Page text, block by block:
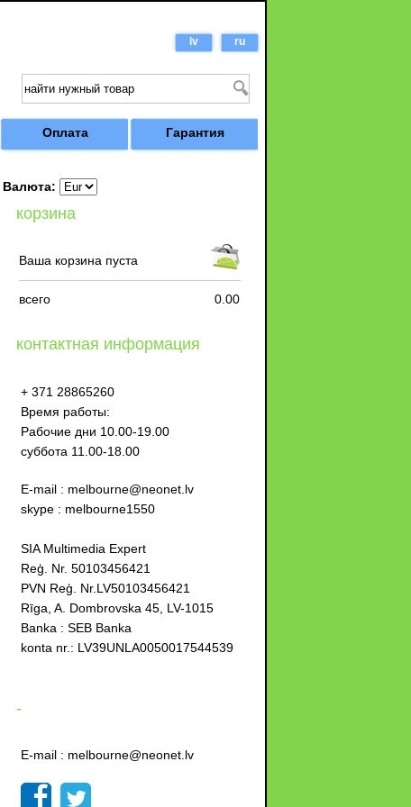
lv ru
Оплата Гарантия
Валюта:
корзина
Ваша корзина пуста
всего 0.00
контактная информация
+ 371 28865260
Время работы:
Рабочие дни 10.00-19.00
суббота 11.00-18.00
E-mail : melbourne@neonet.lv
skype : melbourne1550
SIA Multimedia Expert
Reģ. Nr. 50103456421
PVN Reģ. Nr.LV50103456421
Rīga, A. Dombrovska 45, LV-1015
Banka : SEB Banka
konta nr.: LV39UNLA0050017544539
-
E-mail : melbourne@neonet.lv